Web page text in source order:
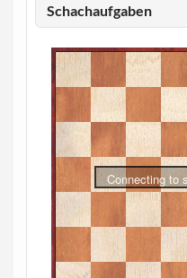
Schachaufgaben